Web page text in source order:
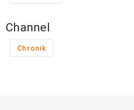
Channel
Chronik